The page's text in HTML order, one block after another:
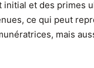
initial et des primes
ce qui peut
mais